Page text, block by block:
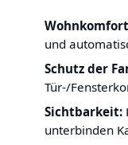
und
Schutz der
Tür-/
Sichtbarkeit:
unterbinden